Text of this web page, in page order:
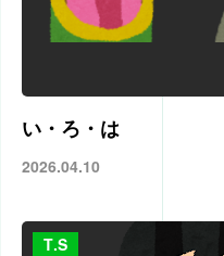
い・ろ・は
2026.04.10
T.S